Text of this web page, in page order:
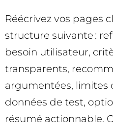
Réécrivez vos pages
structure suivante :
besoin utilisateur,
transparents,
argumentées, limites
données de test,
résumé actionnable.